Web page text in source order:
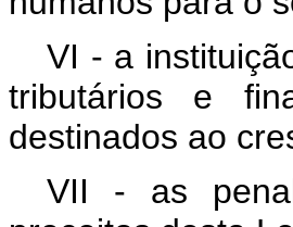
VI - a
tributários e
destinados ao
VII - as